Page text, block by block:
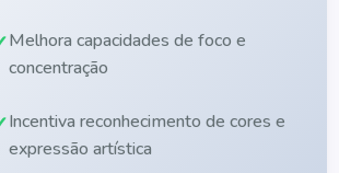
Melhora capacidades de foco e
concentração
Incentiva reconhecimento de cores e
expressão artística